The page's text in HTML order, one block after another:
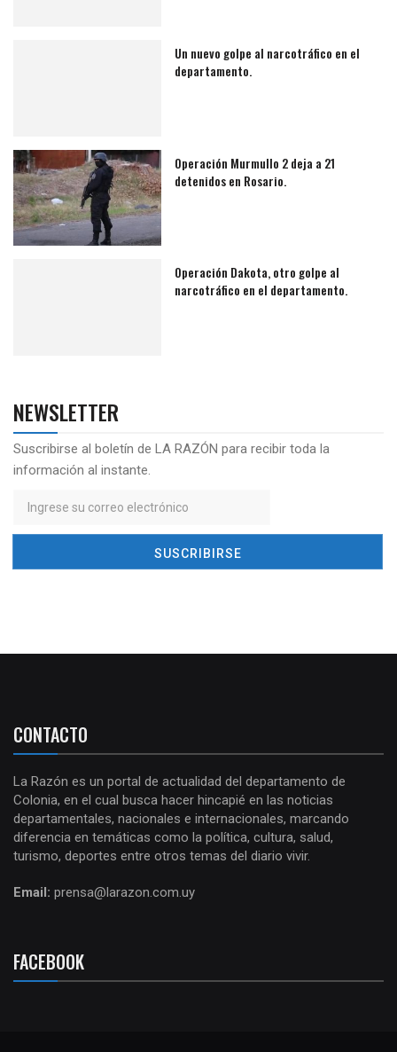
Un nuevo golpe al narcotráfico en el
departamento.
Operación Murmullo 2 deja a 21
detenidos en Rosario.
Operación Dakota, otro golpe al
narcotráfico en el departamento.
NEWSLETTER
Suscribirse al boletín de LA RAZÓN para recibir toda la
información al instante.
CONTACTO
La Razón es un portal de actualidad del departamento de
Colonia, en el cual busca hacer hincapié en las noticias
departamentales, nacionales e internacionales, marcando
diferencia en temáticas como la política, cultura, salud,
turismo, deportes entre otros temas del diario vivir.
Email: prensa@larazon.com.uy
FACEBOOK